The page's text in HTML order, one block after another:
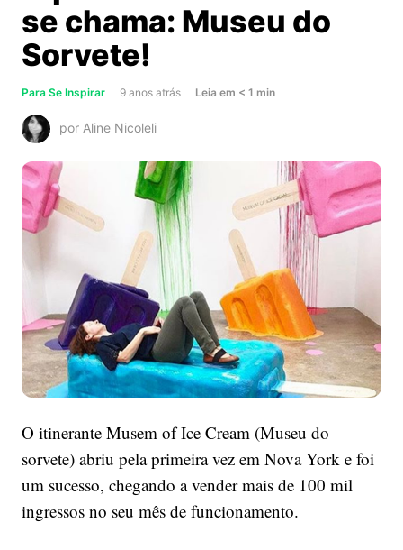
se chama: Museu do
Sorvete!
Para Se Inspirar 9 anos atrás Leia about
chama:
Museu
do
Sorvete!
em < 1 min
por Aline Nicoleli
O itinerante Musem of Ice Cream (Museu do
sorvete) abriu pela primeira vez em Nova York e foi
um sucesso, chegando a vender mais de 100 mil
ingressos no seu mês de funcionamento.